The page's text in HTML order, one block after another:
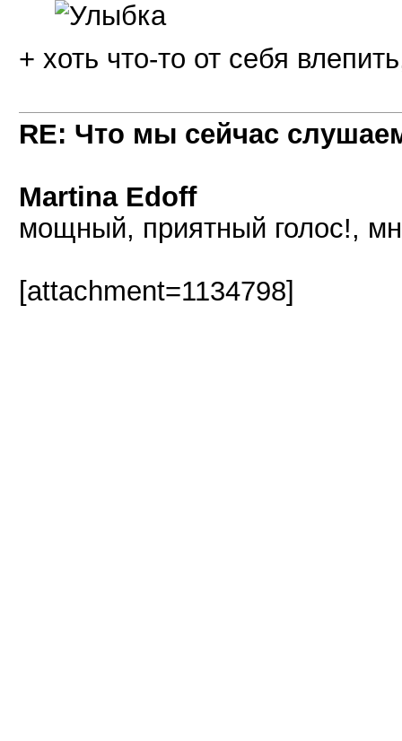
+ хоть что-то от себя
RE: Что мы сейчас
Martina Edoff
мощный, приятный голос!,
[attachment=1134798]